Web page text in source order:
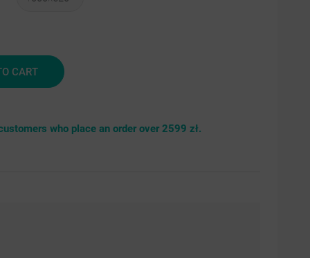
CART
who place an order over 2599 zł.